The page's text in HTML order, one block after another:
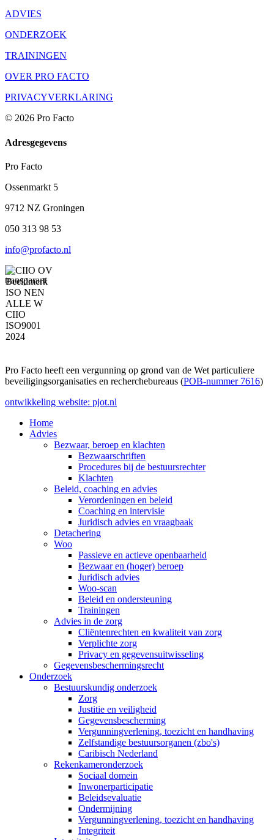
ADVIES
ONDERZOEK
TRAININGEN
OVER PRO FACTO
PRIVACYVERKLARING
© 2026 Pro Facto
Adresgegevens
Pro Facto
Ossenmarkt 5
9712 NZ Groningen
050 313 98 53
info@profacto.nl
Pro Facto heeft een vergunning op grond van de Wet particuliere
beveiligingsorganisaties en recherchebureaus (POB-nummer 7616)
ontwikkeling website: pjot.nl
Home
Advies
Bezwaar, beroep en klachten
Bezwaarschriften
Procedures bij de bestuursrechter
Klachten
Beleid, coaching en advies
Verordeningen en beleid
Coaching en intervisie
Juridisch advies en vraagbaak
Detachering
Woo
Passieve en actieve openbaarheid
Bezwaar en (hoger) beroep
Juridisch advies
Woo-scan
Beleid en ondersteuning
Trainingen
Advies in de zorg
Cliëntenrechten en kwaliteit van zorg
Verplichte zorg
Privacy en gegevensuitwisseling
Gegevensbeschermingsrecht
Onderzoek
Bestuurskundig onderzoek
Zorg
Justitie en veiligheid
Gegevensbescherming
Vergunningverlening, toezicht en handhaving
Zelfstandige bestuursorganen (zbo's)
Caribisch Nederland
Rekenkameronderzoek
Sociaal domein
Inwonerparticipatie
Beleidsevaluatie
Ondermijning
Vergunningverlening, toezicht en handhaving
Integriteit